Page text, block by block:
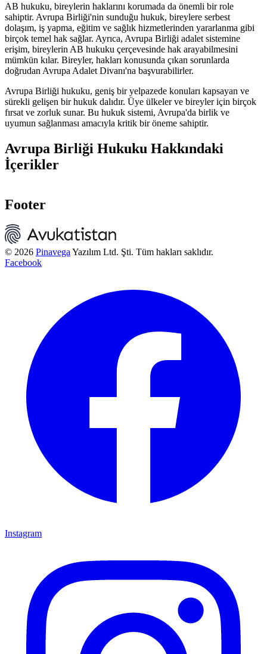
AB hukuku, bireylerin haklarını korumada da önemli bir role
sahiptir. Avrupa Birliği'nin sunduğu hukuk, bireylere serbest
dolaşım, iş yapma, eğitim ve sağlık hizmetlerinden yararlanma gibi
birçok temel hak sağlar. Ayrıca, Avrupa Birliği adalet sistemine
erişim, bireylerin AB hukuku çerçevesinde hak arayabilmesini
mümkün kılar. Bireyler, hakları konusunda çıkan sorunlarda
doğrudan Avrupa Adalet Divanı'na başvurabilirler.
Avrupa Birliği hukuku, geniş bir yelpazede konuları kapsayan ve
sürekli gelişen bir hukuk dalıdır. Üye ülkeler ve bireyler için birçok
fırsat ve zorluk sunar. Bu hukuk sistemi, Avrupa'da birlik ve
uyumun sağlanması amacıyla kritik bir öneme sahiptir.
Avrupa Birliği Hukuku Hakkındaki
İçerikler
Footer
© 2026 PinavegaYazılım Ltd. Şti. Tüm hakları saklıdır.
Facebook
Instagram